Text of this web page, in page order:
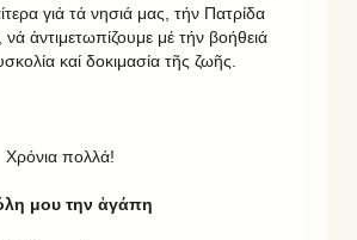
γιά τά νησιά μας, τήν Πατρίδα
ἀντιμετωπίζουμε μέ τήν βοήθειά
καί δοκιμασία τῆς ζωῆς.
Χρόνια πολλά!
μου την ἀγάπη